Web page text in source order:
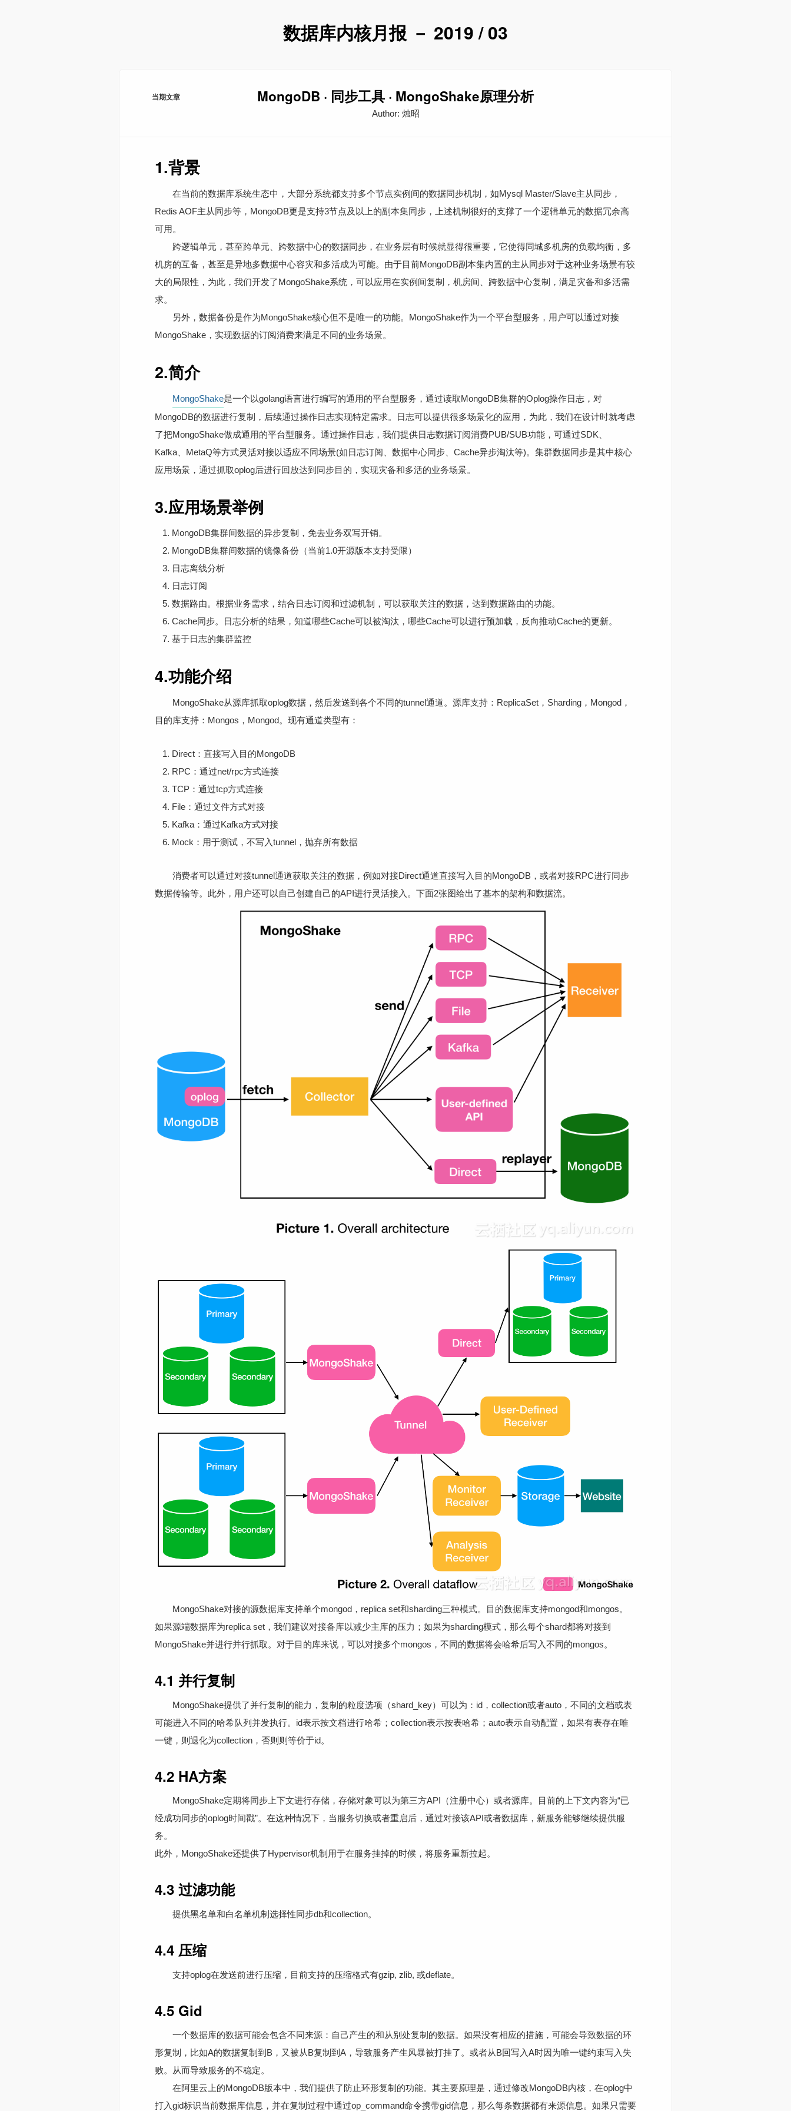
数据库内核月报 － 2019 / 03
当期文章 MongoDB · 同步工具 · MongoShake原理分析
Author: 烛昭
1.背景
在当前的数据库系统生态中，大部分系统都支持多个节点实例间的数据同步机制，如Mysql Master/Slave主从同步，
Redis AOF主从同步等，MongoDB更是支持3节点及以上的副本集同步，上述机制很好的支撑了一个逻辑单元的数据冗余高
可用。
跨逻辑单元，甚至跨单元、跨数据中心的数据同步，在业务层有时候就显得很重要，它使得同城多机房的负载均衡，多
机房的互备，甚至是异地多数据中心容灾和多活成为可能。由于目前MongoDB副本集内置的主从同步对于这种业务场景有较
大的局限性，为此，我们开发了MongoShake系统，可以应用在实例间复制，机房间、跨数据中心复制，满足灾备和多活需
求。
另外，数据备份是作为MongoShake核心但不是唯一的功能。MongoShake作为一个平台型服务，用户可以通过对接
MongoShake，实现数据的订阅消费来满足不同的业务场景。
2.简介
MongoShake是一个以golang语言进行编写的通用的平台型服务，通过读取MongoDB集群的Oplog操作日志，对
MongoDB的数据进行复制，后续通过操作日志实现特定需求。日志可以提供很多场景化的应用，为此，我们在设计时就考虑
了把MongoShake做成通用的平台型服务。通过操作日志，我们提供日志数据订阅消费PUB/SUB功能，可通过SDK、
Kafka、MetaQ等方式灵活对接以适应不同场景(如日志订阅、数据中心同步、Cache异步淘汰等)。集群数据同步是其中核心
应用场景，通过抓取oplog后进行回放达到同步目的，实现灾备和多活的业务场景。
3.应用场景举例
MongoDB集群间数据的异步复制，免去业务双写开销。
MongoDB集群间数据的镜像备份（当前1.0开源版本支持受限）
日志离线分析
日志订阅
数据路由。根据业务需求，结合日志订阅和过滤机制，可以获取关注的数据，达到数据路由的功能。
Cache同步。日志分析的结果，知道哪些Cache可以被淘汰，哪些Cache可以进行预加载，反向推动Cache的更新。
基于日志的集群监控
4.功能介绍
MongoShake从源库抓取oplog数据，然后发送到各个不同的tunnel通道。源库支持：ReplicaSet，Sharding，Mongod，
目的库支持：Mongos，Mongod。现有通道类型有：
Direct：直接写入目的MongoDB
RPC：通过net/rpc方式连接
TCP：通过tcp方式连接
File：通过文件方式对接
Kafka：通过Kafka方式对接
Mock：用于测试，不写入tunnel，抛弃所有数据
消费者可以通过对接tunnel通道获取关注的数据，例如对接Direct通道直接写入目的MongoDB，或者对接RPC进行同步
数据传输等。此外，用户还可以自己创建自己的API进行灵活接入。下面2张图给出了基本的架构和数据流。
MongoShake对接的源数据库支持单个mongod，replica set和sharding三种模式。目的数据库支持mongod和mongos。
如果源端数据库为replica set，我们建议对接备库以减少主库的压力；如果为sharding模式，那么每个shard都将对接到
MongoShake并进行并行抓取。对于目的库来说，可以对接多个mongos，不同的数据将会哈希后写入不同的mongos。
4.1 并行复制
MongoShake提供了并行复制的能力，复制的粒度选项（shard_key）可以为：id，collection或者auto，不同的文档或表
可能进入不同的哈希队列并发执行。id表示按文档进行哈希；collection表示按表哈希；auto表示自动配置，如果有表存在唯
一键，则退化为collection，否则则等价于id。
4.2 HA方案
MongoShake定期将同步上下文进行存储，存储对象可以为第三方API（注册中心）或者源库。目前的上下文内容为“已
经成功同步的oplog时间戳”。在这种情况下，当服务切换或者重启后，通过对接该API或者数据库，新服务能够继续提供服
务。
此外，MongoShake还提供了Hypervisor机制用于在服务挂掉的时候，将服务重新拉起。
4.3 过滤功能
提供黑名单和白名单机制选择性同步db和collection。
4.4 压缩
支持oplog在发送前进行压缩，目前支持的压缩格式有gzip, zlib, 或deflate。
4.5 Gid
一个数据库的数据可能会包含不同来源：自己产生的和从别处复制的数据。如果没有相应的措施，可能会导致数据的环
形复制，比如A的数据复制到B，又被从B复制到A，导致服务产生风暴被打挂了。或者从B回写入A时因为唯一键约束写入失
败。从而导致服务的不稳定。
在阿里云上的MongoDB版本中，我们提供了防止环形复制的功能。其主要原理是，通过修改MongoDB内核，在oplog中
打入gid标识当前数据库信息，并在复制过程中通过op_command命令携带gid信息，那么每条数据都有来源信息。如果只需要